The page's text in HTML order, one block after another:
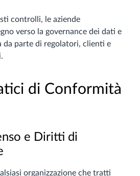
controlli, le aziende
verso la governance dei dati e
da parte di regolatori, clienti e
di Conformità
e Diritti di
organizzazione che tratti